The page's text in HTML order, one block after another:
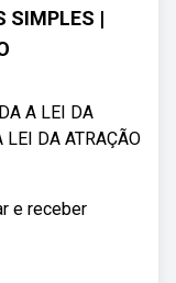
SIMPLES |
A LEI DA
LEI DA ATRAÇÃO
e receber